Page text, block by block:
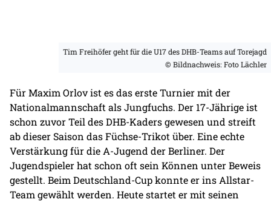
Tim Freihöfer geht für die U17 des DHB-Teams auf Torejagd
© Bildnachweis: Foto Lächler
Für Maxim Orlov ist es das erste Turnier mit der
Nationalmannschaft als Jungfuchs. Der 17-Jährige ist
schon zuvor Teil des DHB-Kaders gewesen und streift
ab dieser Saison das Füchse-Trikot über. Eine echte
Verstärkung für die A-Jugend der Berliner. Der
Jugendspieler hat schon oft sein Können unter Beweis
gestellt. Beim Deutschland-Cup konnte er ins Allstar-
Team gewählt werden. Heute startet er mit seinen